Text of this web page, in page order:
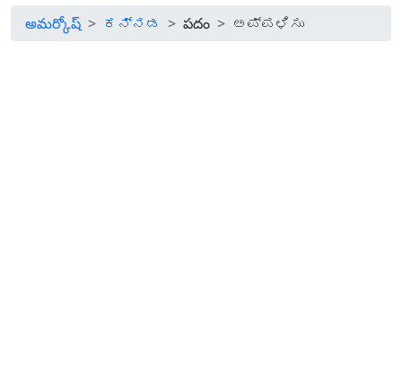
అమర్కోష్ ಕನ್ನಡ పదం ಅಪ್ಪಳಿಸು